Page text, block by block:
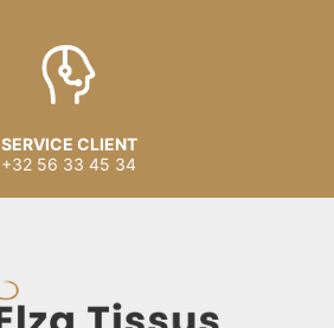
SERVICE CLIENT
+32 56 33 45 34